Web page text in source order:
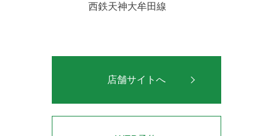
西鉄天神大牟田線
店舗サイトへ